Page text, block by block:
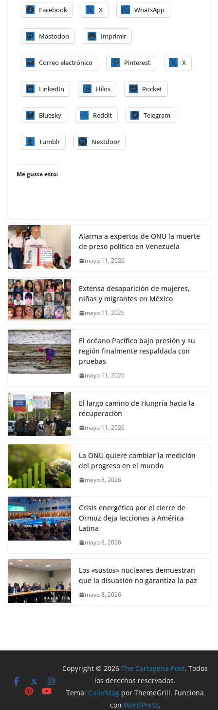
Facebook X WhatsApp
Mastodon Imprimir
Correo electrónico Pinterest X
LinkedIn Hilos Pocket
Bluesky Reddit Telegram
Tumblr Nextdoor
Me gusta esto:
Alarma a expertos de ONU la muerte
de preso político en Venezuela
mayo 11, 2026
Extensa desaparición de mujeres,
niñas y migrantes en México
mayo 11, 2026
El océano Pacífico bajo presión y su
región finalmente respaldada con
pruebas
mayo 11, 2026
El largo camino de Hungría hacia la
recuperación
mayo 11, 2026
La ONU quiere cambiar la medición
del progreso en el mundo
mayo 8, 2026
Crisis energética por el cierre de
Ormuz deja lecciones a América
Latina
mayo 8, 2026
Los «sustos» nucleares demuestran
que la disuasión no garantiza la paz
mayo 8, 2026
Copyright © 2026The Cartagena Post. Todos
los derechos reservados.
Tema: ColorMag por ThemeGrill. Funciona
con WordPress.